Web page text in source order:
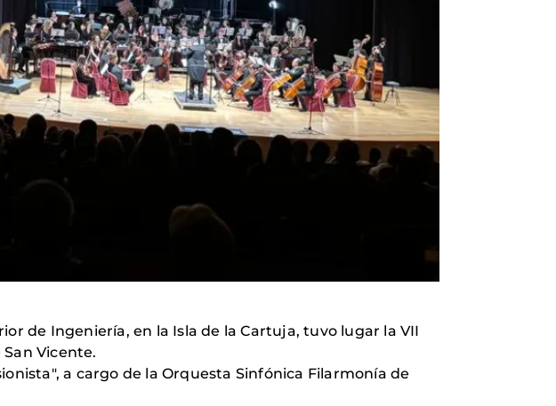
de Ingeniería, en la Isla de la Cartuja, tuvo lugar la VII
Vicente.
a cargo de la Orquesta Sinfónica Filarmonía de